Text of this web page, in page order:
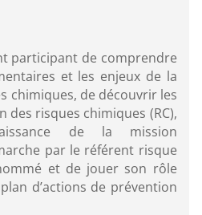
participant de comprendre
et les enjeux de la
chimiques, de découvrir les
des risques chimiques (RC),
de la mission
par le référent risque
et de jouer son rôle
d’actions de prévention